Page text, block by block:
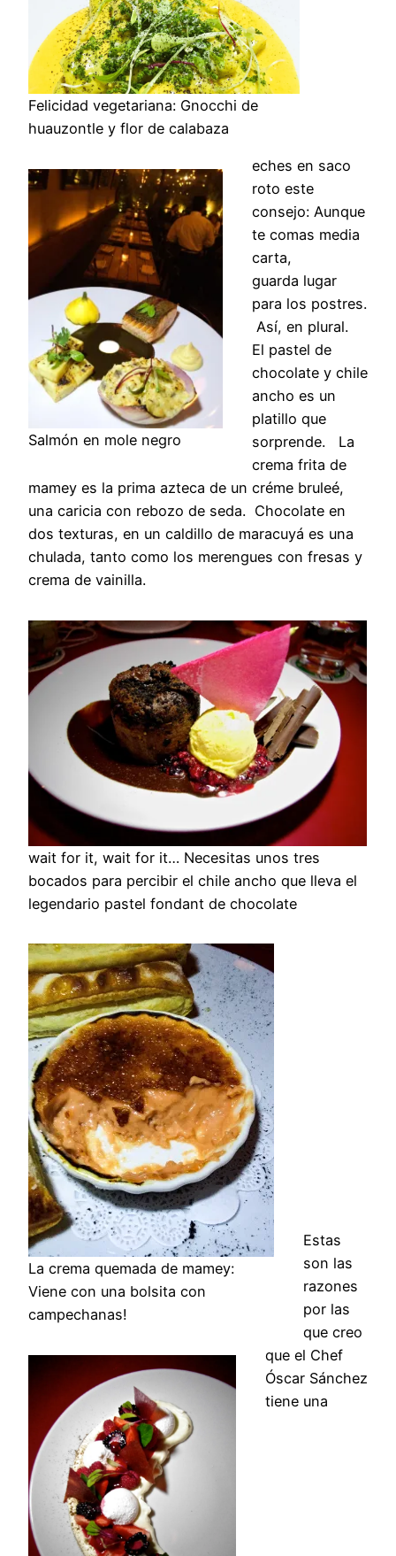
Felicidad vegetariana: Gnocchi de
huauzontle y flor de calabaza
Salmón en mole negro
eches en saco
roto este
consejo: Aunque
te comas media
carta,
guarda lugar
para los postres.
Así, en plural.
El pastel de
chocolate y chile
ancho es un
platillo que
sorprende. La
crema frita de
mamey es la prima azteca de un créme bruleé,
una caricia con rebozo de seda. Chocolate en
dos texturas, en un caldillo de maracuyá es una
chulada, tanto como los merengues con fresas y
crema de vainilla.
wait for it, wait for it… Necesitas unos tres
bocados para percibir el chile ancho que lleva el
legendario pastel fondant de chocolate
La crema quemada de mamey:
Viene con una bolsita con
campechanas!
Estas
son las
razones
por las
que creo
que el Chef
Óscar Sánchez
tiene una